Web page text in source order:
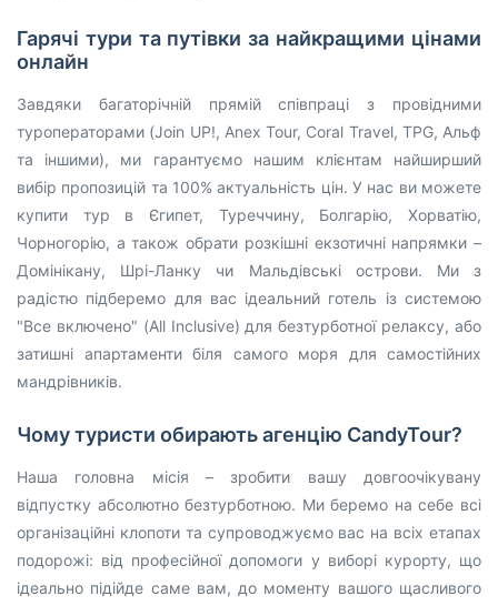
Гарячі тури та путівки за найкращими цінами
онлайн
Завдяки багаторічній прямій співпраці з провідними
туроператорами (Join UP!, Anex Tour, Coral Travel, TPG, Альф
та іншими), ми гарантуємо нашим клієнтам найширший
вибір пропозицій та 100% актуальність цін. У нас ви можете
купити тур в Єгипет, Туреччину, Болгарію, Хорватію,
Чорногорію, а також обрати розкішні екзотичні напрямки –
Домінікану, Шрі-Ланку чи Мальдівські острови. Ми з
радістю підберемо для вас ідеальний готель із системою
"Все включено" (All Inclusive) для безтурботної релаксу, або
затишні апартаменти біля самого моря для самостійних
мандрівників.
Чому туристи обирають агенцію CandyTour?
Наша головна місія – зробити вашу довгоочікувану
відпустку абсолютно безтурботною. Ми беремо на себе всі
організаційні клопоти та супроводжуємо вас на всіх етапах
подорожі: від професійної допомоги у виборі курорту, що
ідеально підійде саме вам, до моменту вашого щасливого